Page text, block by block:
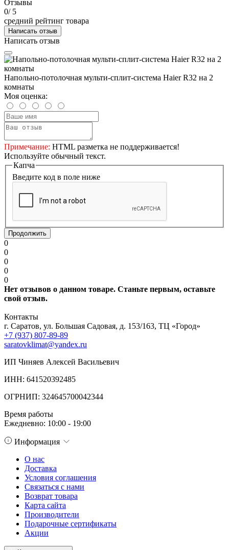
Отзывы
0/ 5
средний рейтинг товара
Написать отзыв
Написать отзыв
Напольно-потолочная мульти-сплит-система Haier R32 на 2
комнаты
Моя оценка:
Примечание: HTML разметка не поддерживается!
Используйте обычный текст.
Капча
Введите код в поле ниже
Продолжить
0
0
0
0
0
Нет отзывов о данном товаре. Станьте первым, оставьте
свой отзыв.
Контакты
г. Саратов, ул. Большая Садовая, д. 153/163, ТЦ «Город»
+7 (937) 807-89-89
saratovklimat@yandex.ru
ИП Чиняев Алексей Васильевич
ИНН: 641520392485
ОГРНИП: 324645700042344
Время работы
Ежедневно: 10:00 - 19:00
Информация
О нас
Доставка
Условия соглашения
Связаться с нами
Возврат товара
Карта сайта
Производители
Подарочные сертификаты
Акции